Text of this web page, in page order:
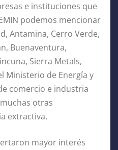
e instituciones que
podemos mencionar
Antamina, Cerro Verde,
Buenaventura,
Sierra Metals,
Ministerio de Energía y
comercio e industria
otras
extractiva.
mayor interés